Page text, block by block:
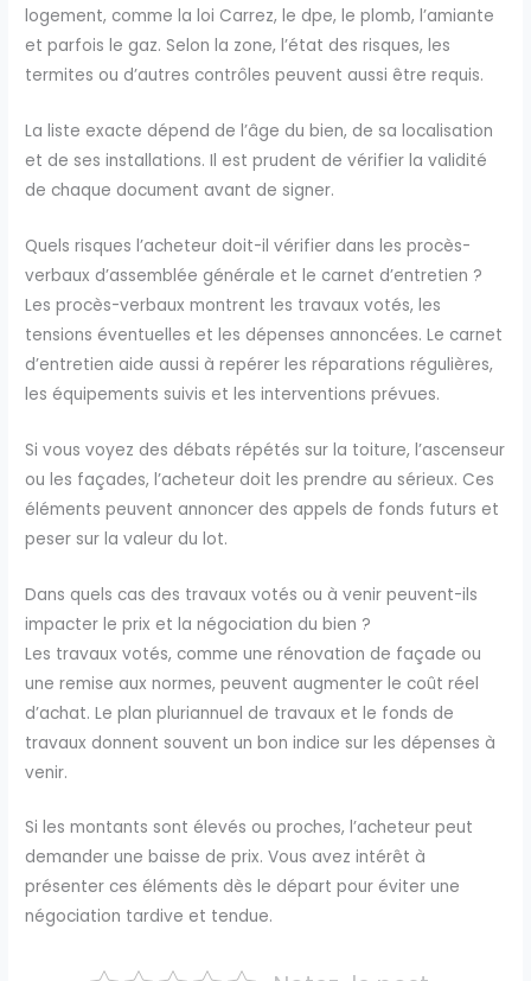
logement, comme la loi Carrez, le dpe, le plomb, l’amiante
et parfois le gaz. Selon la zone, l’état des risques, les
termites ou d’autres contrôles peuvent aussi être requis.
La liste exacte dépend de l’âge du bien, de sa localisation
et de ses installations. Il est prudent de vérifier la validité
de chaque document avant de signer.
Quels risques l’acheteur doit-il vérifier dans les procès-
verbaux d’assemblée générale et le carnet d’entretien ?
Les procès-verbaux montrent les travaux votés, les
tensions éventuelles et les dépenses annoncées. Le carnet
d’entretien aide aussi à repérer les réparations régulières,
les équipements suivis et les interventions prévues.
Si vous voyez des débats répétés sur la toiture, l’ascenseur
ou les façades, l’acheteur doit les prendre au sérieux. Ces
éléments peuvent annoncer des appels de fonds futurs et
peser sur la valeur du lot.
Dans quels cas des travaux votés ou à venir peuvent-ils
impacter le prix et la négociation du bien ?
Les travaux votés, comme une rénovation de façade ou
une remise aux normes, peuvent augmenter le coût réel
d’achat. Le plan pluriannuel de travaux et le fonds de
travaux donnent souvent un bon indice sur les dépenses à
venir.
Si les montants sont élevés ou proches, l’acheteur peut
demander une baisse de prix. Vous avez intérêt à
présenter ces éléments dès le départ pour éviter une
négociation tardive et tendue.